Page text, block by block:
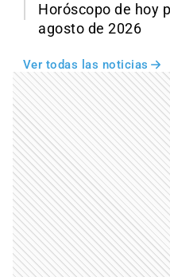
Horóscopo de hoy
agosto de 2026
Ver todas las noticias